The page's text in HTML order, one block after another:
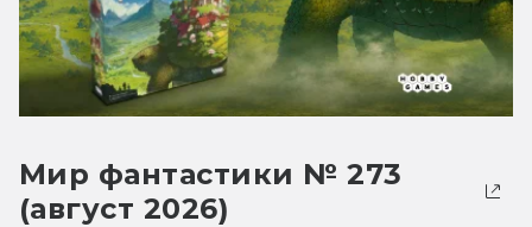
Мир фантастики № 273
(август 2026)